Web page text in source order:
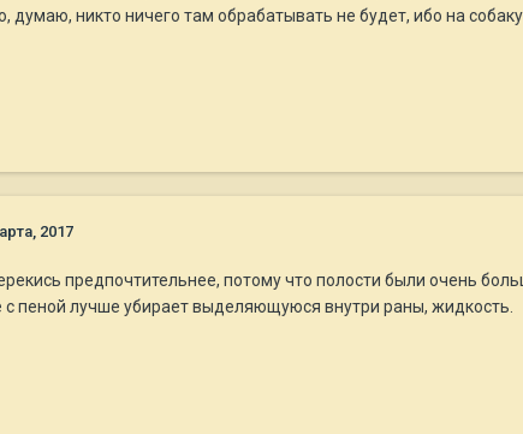
думаю, никто ничего там обрабатывать не будет, ибо на
2017
предпочтительнее, потому что полости были очень
с пеной лучше убирает выделяющуюся внутри раны, жидкость.